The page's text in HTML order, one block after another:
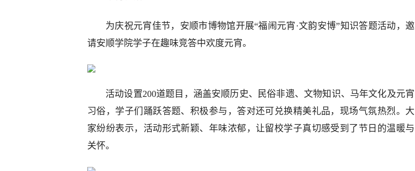
为庆祝元宵佳节，安顺市博物馆开展“福闹元宵·文韵安博”知识答题活动，邀
请安顺学院学子在趣味竞答中欢度元宵。
活动设置200道题目，涵盖安顺历史、民俗非遗、文物知识、马年文化及元宵
习俗，学子们踊跃答题、积极参与，答对还可兑换精美礼品，现场气氛热烈。大
家纷纷表示，活动形式新颖、年味浓郁，让留校学子真切感受到了节日的温暖与
关怀。